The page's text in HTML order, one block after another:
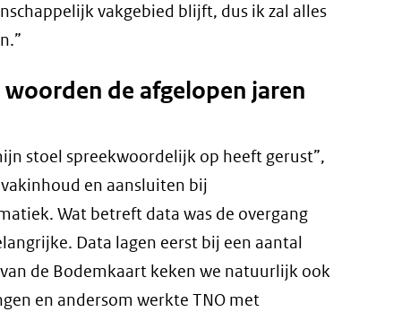
vakgebied blijft, dus ik zal alles
woorden de afgelopen jaren
stoel spreekwoordelijk op heeft gerust”,
en aansluiten bij
Wat betreft data was de overgang
Data lagen eerst bij een aantal
de Bodemkaart keken we natuurlijk ook
en andersom werkte TNO met